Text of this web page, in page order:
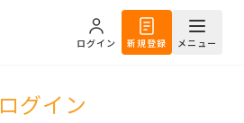
ログイン 新規登録 メニュー
ログイン